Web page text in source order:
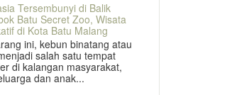
Tersembunyi di Balik
Batu Secret Zoo, Wisata
di Kota Batu Malang
ini, kebun binatang atau
salah satu tempat
di kalangan masyarakat,
dan anak...